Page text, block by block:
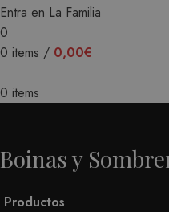
Entra en La Familia
0
0 items / 0,00€
0 items
Boinas y
Productos